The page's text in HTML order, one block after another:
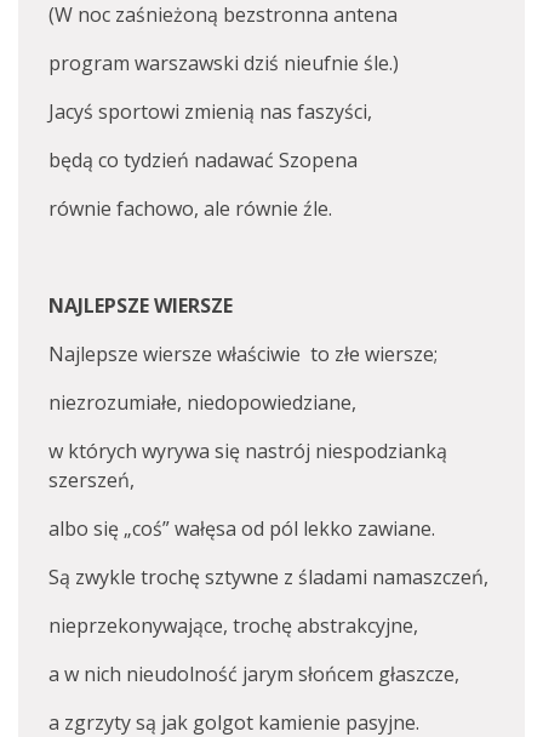
(W noc zaśnieżoną bezstronna antena
program warszawski dziś nieufnie śle.)
Jacyś sportowi zmienią nas faszyści,
będą co tydzień nadawać Szopena
równie fachowo, ale równie źle.
NAJLEPSZE WIERSZE
Najlepsze wiersze właściwie to złe wiersze;
niezrozumiałe, niedopowiedziane,
w których wyrywa się nastrój niespodzianką
szerszeń,
albo się „coś” wałęsa od pól lekko zawiane.
Są zwykle trochę sztywne z śladami namaszczeń,
nieprzekonywające, trochę abstrakcyjne,
a w nich nieudolność jarym słońcem głaszcze,
a zgrzyty są jak golgot kamienie pasyjne.